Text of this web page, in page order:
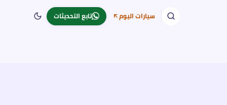
سيارات اليوم تابع التحديثات